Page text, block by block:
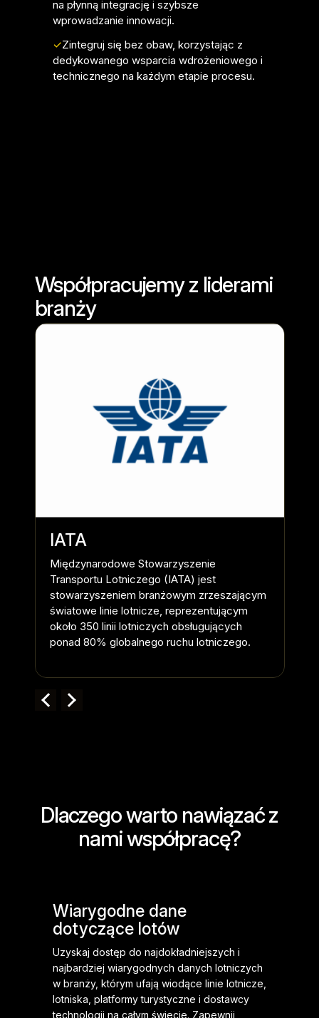
na płynną integrację i szybsze
wprowadzanie innowacji.
✓Zintegruj się bez obaw, korzystając z
dedykowanego wsparcia wdrożeniowego i
technicznego na każdym etapie procesu.
Współpracujemy z liderami
branży
IATA
Międzynarodowe Stowarzyszenie
Transportu Lotniczego (IATA) jest
stowarzyszeniem branżowym zrzeszającym
światowe linie lotnicze, reprezentującym
około 350 linii lotniczych obsługujących
ponad 80% globalnego ruchu lotniczego.
Dlaczego warto nawiązać z
nami współpracę?
Wiarygodne dane
dotyczące lotów
Uzyskaj dostęp do najdokładniejszych i
najbardziej wiarygodnych danych lotniczych
w branży, którym ufają wiodące linie lotnicze,
lotniska, platformy turystyczne i dostawcy
technologii na całym świecie. Zapewnij